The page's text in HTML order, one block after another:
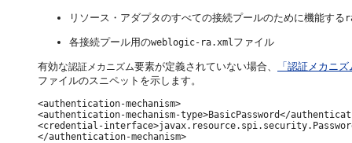
リソース・アダプタのすべての接続プールのために機能する
各接続プール用のweblogic-ra.xml ファイル
有効な認証メカニズム要素が定義されていない場合、
「認証メカニ
ファイルのスニペットを示します。
<authentication-mechanism>
<authentication-mechanism-type>BasicPassword</
<credential-
</authentication-mechanism>